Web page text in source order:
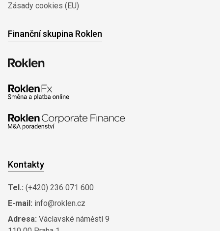
Zásady cookies (EU)
Finanční skupina Roklen
Kontakty
Tel.: (+420) 236 071 600
E-mail: info@roklen.cz
Adresa: Václavské náměstí 9